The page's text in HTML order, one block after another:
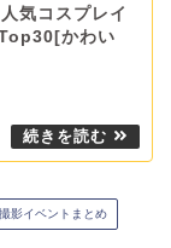
気コスプレイ
かわい
影イベントまとめ